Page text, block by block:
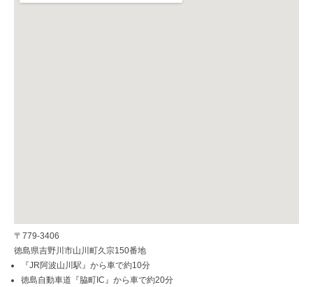
〒779-3406
徳島県吉野川市山川町久宗150番地
『JR阿波山川駅』から車で約10分
徳島自動車道『脇町IC』から車で約20分